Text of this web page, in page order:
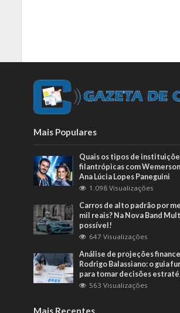
Mais Populares
Quais os tipos de
filantrópicas com
Ana Lúcia Lopes Paneguini
1.098 Visualizações
Carros de alto padrão por
mil reais? Na Nova Band
possível!
647 Visualizações
Análise de projeções
Rodrigo Balassiano: o guia
para tomar decisões
563 Visualizações
Mais Recentes